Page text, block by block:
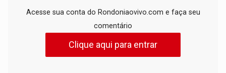
Acesse sua conta do Rondoniaovivo.com e faça seu
comentário
Clique aqui para entrar